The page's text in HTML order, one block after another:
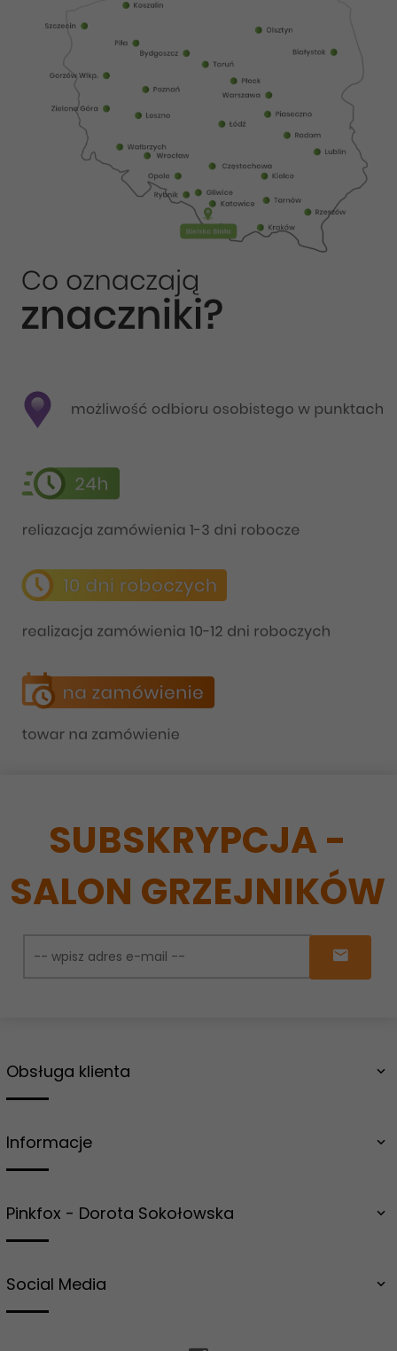
SUBSKRYPCJA -
SALON GRZEJNIKÓW
Obsługa klienta
Informacje
Pinkfox - Dorota Sokołowska
Social Media